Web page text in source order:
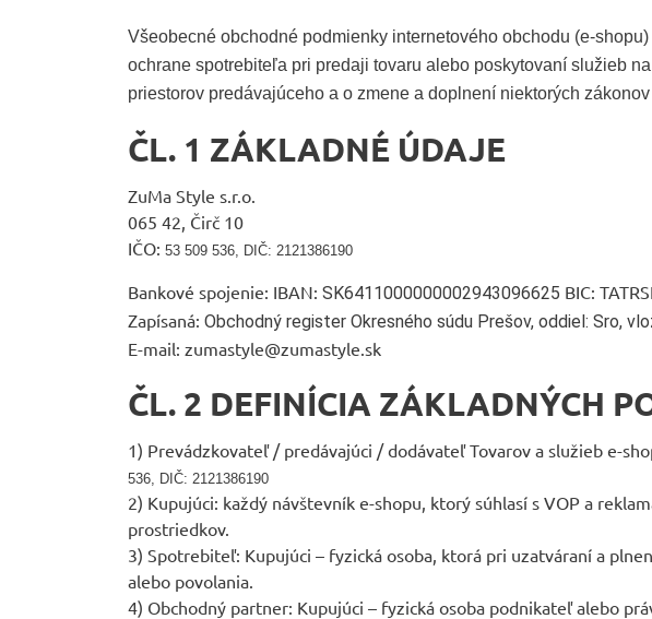
Všeobecné obchodné podmienky internetového obchodu (e-
ochrane spotrebiteľa pri predaji tovaru alebo poskytovaní služieb
priestorov predávajúceho a o zmene a doplnení niektorých zákonov
ČL. 1 ZÁKLADNÉ ÚDAJE
ZuMa Style s.r.o.
065 42, Čirč 10
IČO: 53 509 536, DIČ: 2121386190
Bankové spojenie: IBAN: SK6411000000002943096625 BIC:
Zapísaná: Obchodný register Okresného súdu Prešov, oddiel: Sro,
E-mail: zumastyle@zumastyle.sk
ČL. 2 DEFINÍCIA ZÁKLADNÝCH
1) Prevádzkovateľ / predávajúci / dodávateľ Tovarov a služieb e-
536, DIČ: 2121386190
2) Kupujúci: každý návštevník e-shopu, ktorý súhlasí s VOP a
prostriedkov.
3) Spotrebiteľ: Kupujúci – fyzická osoba, ktorá pri uzatváraní a
alebo povolania.
4) Obchodný partner: Kupujúci – fyzická osoba podnikateľ alebo